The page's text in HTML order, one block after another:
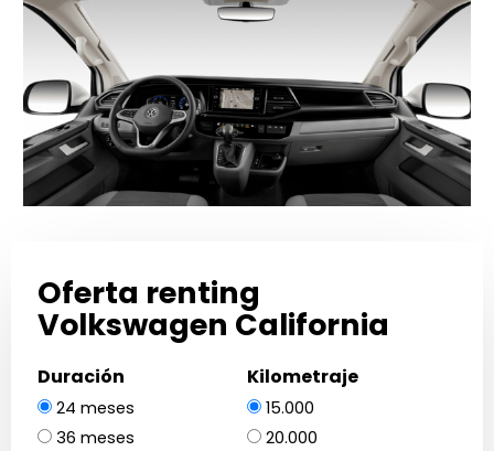
Oferta renting
Volkswagen California
Duración
24 meses
36 meses
Kilometraje
15.000
20.000